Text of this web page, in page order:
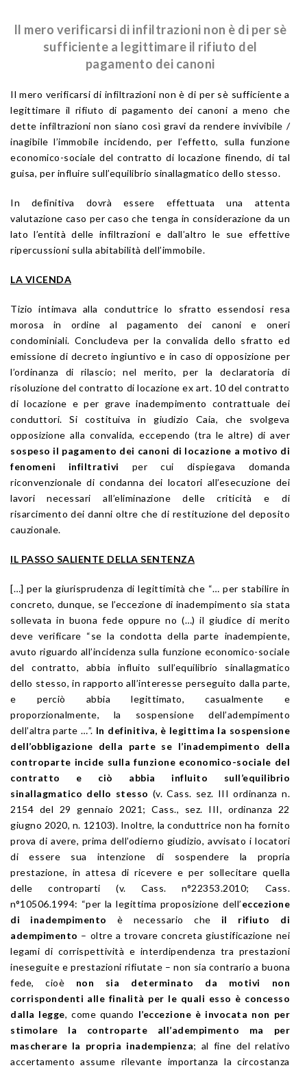
Il mero verificarsi di infiltrazioni non è di per sè
sufficiente a legittimare il rifiuto del
pagamento dei canoni
Il mero verificarsi di infiltrazioni non è di per sè sufficiente a
legittimare il rifiuto di pagamento dei canoni a meno che
dette infiltrazioni non siano così gravi da rendere invivibile /
inagibile l’immobile incidendo, per l’effetto, sulla funzione
economico-sociale del contratto di locazione finendo, di tal
guisa, per influire sull’equilibrio sinallagmatico dello stesso.
In definitiva dovrà essere effettuata una attenta
valutazione caso per caso che tenga in considerazione da un
lato l’entità delle infiltrazioni e dall’altro le sue effettive
ripercussioni sulla abitabilità dell’immobile.
LA VICENDA
Tizio intimava alla conduttrice lo sfratto essendosi resa
morosa in ordine al pagamento dei canoni e oneri
condominiali. Concludeva per la convalida dello sfratto ed
emissione di decreto ingiuntivo e in caso di opposizione per
l’ordinanza di rilascio; nel merito, per la declaratoria di
risoluzione del contratto di locazione ex art. 10 del contratto
di locazione e per grave inadempimento contrattuale dei
conduttori. Si costituiva in giudizio Caia, che svolgeva
opposizione alla convalida, eccependo (tra le altre) di aver
sospeso il pagamento dei canoni di locazione a motivo di
fenomeni infiltrativi
per cui dispiegava domanda
riconvenzionale di condanna dei locatori all’esecuzione dei
lavori necessari all’eliminazione delle criticità e di
risarcimento dei danni oltre che di restituzione del deposito
cauzionale.
IL PASSO SALIENTE DELLA SENTENZA
[…] per la giurisprudenza di legittimità che “… per stabilire in
concreto, dunque, se l’eccezione di inadempimento sia stata
sollevata in buona fede oppure no (…) il giudice di merito
deve verificare “se la condotta della parte inadempiente,
avuto riguardo all’incidenza sulla funzione economico-sociale
del contratto, abbia influito sull’equilibrio sinallagmatico
dello stesso, in rapporto all’interesse perseguito dalla parte,
e perciò abbia legittimato, casualmente e
proporzionalmente, la sospensione dell’adempimento
dell’altra parte …”. In definitiva, è legittima la sospensione
dell’obbligazione della parte se l’inadempimento della
controparte incide sulla funzione economico-sociale del
contratto e ciò abbia influito sull’equilibrio
sinallagmatico dello stesso (v. Cass. sez. III ordinanza n.
2154 del 29 gennaio 2021; Cass., sez. III, ordinanza 22
giugno 2020, n. 12103). Inoltre, la conduttrice non ha fornito
prova di avere, prima dell’odierno giudizio, avvisato i locatori
di essere sua intenzione di sospendere la propria
prestazione, in attesa di ricevere e per sollecitare quella
delle controparti (v. Cass. n°22353.2010; Cass.
n°10506.1994: “per la legittima proposizione dell’eccezione
di inadempimento
è necessario che il rifiuto di
adempimento – oltre a trovare concreta giustificazione nei
legami di corrispettività e interdipendenza tra prestazioni
ineseguite e prestazioni rifiutate – non sia contrario a buona
fede, cioè non sia determinato da motivi non
corrispondenti alle finalità per le quali esso è concesso
dalla legge, come quando l’eccezione è invocata non per
stimolare la controparte all’adempimento ma per
mascherare la propria inadempienza; al fine del relativo
accertamento assume rilevante importanza la circostanza